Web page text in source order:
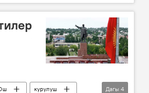
курулуш
Дагы 4